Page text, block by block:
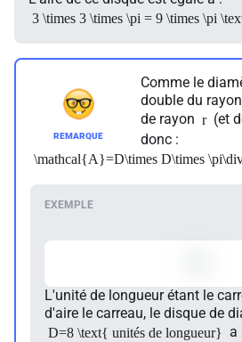
3 \times 3 \times \pi = 9 \times \pi
Comme le
double du
de rayon r (et
donc :
\mathcal{A}=D\times D\times
L'unité de longueur étant le
d'aire le carreau, le disque de
D=8 \text{ unités de longueur} a